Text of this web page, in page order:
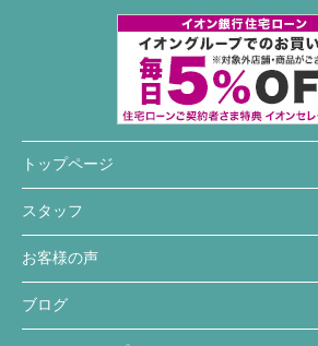
トップページ
スタッフ
お客様の声
ブログ